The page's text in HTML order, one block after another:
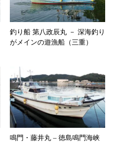
釣り船 第八政辰丸 － 深海釣り
がメインの遊漁船（三重）
鳴門・藤井丸 – 徳島鳴門海峡